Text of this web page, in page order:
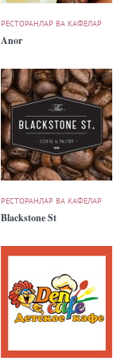
РЕСТОРАНЛАР ВА КАФЕЛАР
Anor
РЕСТОРАНЛАР ВА КАФЕЛАР
Blackstone St